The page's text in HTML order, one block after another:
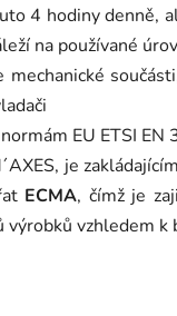
4 hodiny denně,
na používané
mechanické
EU ETSI EN
je
ECMA, čímž je
vzhledem k